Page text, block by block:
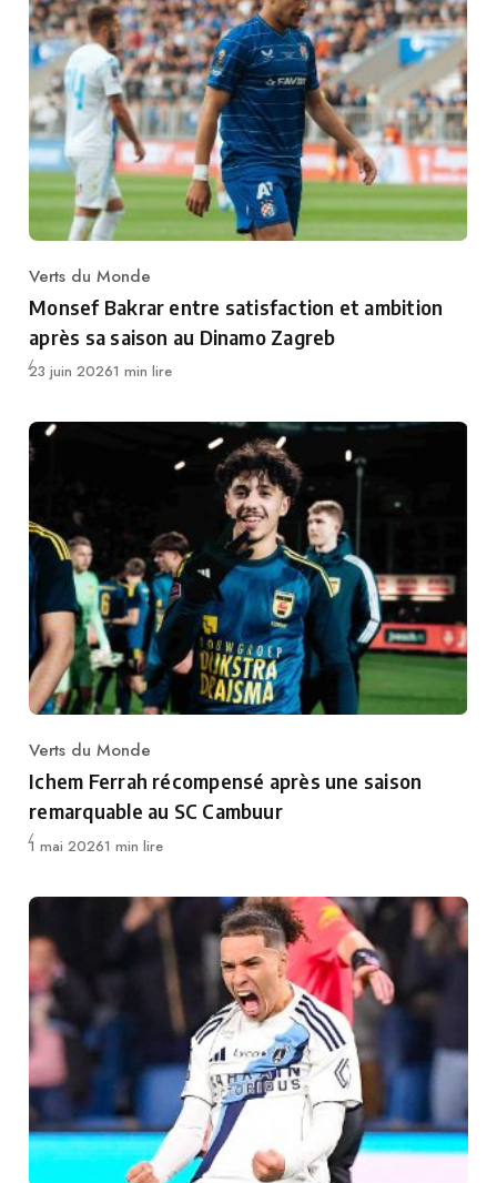
Category
Verts du Monde
Monsef Bakrar entre satisfaction et ambition
après sa saison au Dinamo Zagreb
Publié
23 juin 20261 min lire
Category
Verts du Monde
Ichem Ferrah récompensé après une saison
remarquable au SC Cambuur
Publié
1 mai 20261 min lire